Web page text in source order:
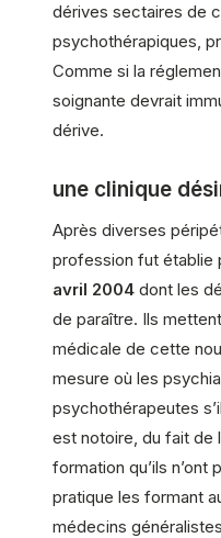
dérives sectaires de
psychothérapiques,
Comme si la
soignante devrait
dérive.
une clinique
Après diverses
profession fut établie
avril 2004 dont les
de paraître. Ils
médicale de cette
mesure où les
psychothérapeutes
est notoire, du fait de
formation qu’ils n’ont
pratique les formant
médecins